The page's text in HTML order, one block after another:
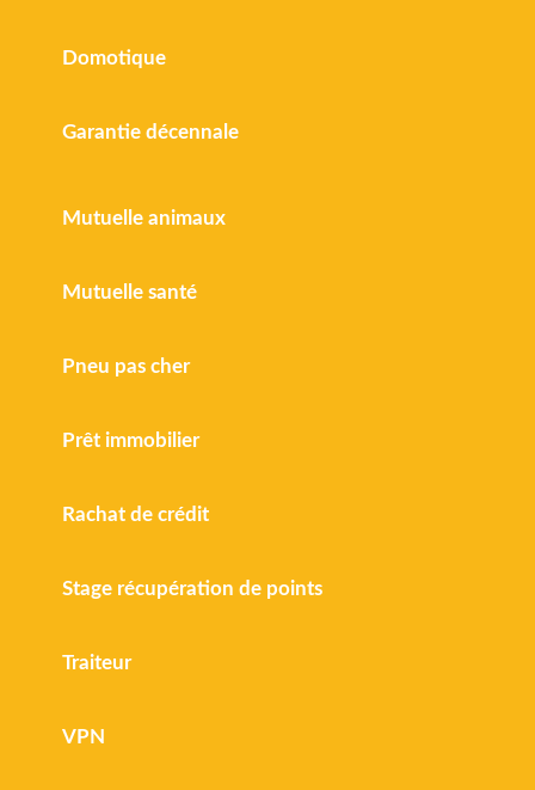
Domotique
Garantie décennale
Mutuelle animaux
Mutuelle santé
Pneu pas cher
Prêt immobilier
Rachat de crédit
Stage récupération de points
Traiteur
VPN